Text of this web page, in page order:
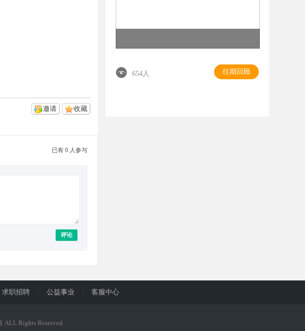
收藏
邀请
已有 0 人参与
评论
654人 往期回顾
求职招聘 / 公益事业 / 客服中心
Rights Reserved.